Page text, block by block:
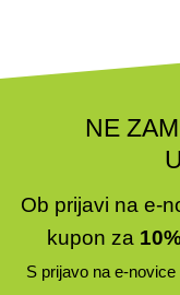
različic.
izberete
izdelka
NE
Ob prijavi na e-
kupon za
S prijavo na e-